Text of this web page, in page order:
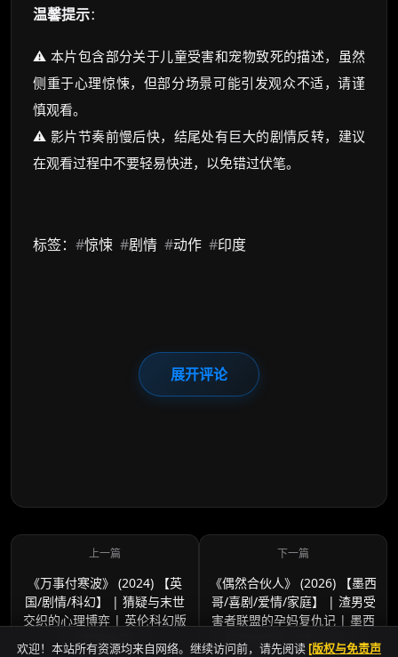
温馨提示：
⚠️ 本片包含部分关于儿童受害和宠物致死的描述，虽然
侧重于心理惊悚，但部分场景可能引发观众不适，请谨
慎观看。
⚠️ 影片节奏前慢后快，结尾处有巨大的剧情反转，建议
在观看过程中不要轻易快进，以免错过伏笔。
标签： #惊悚 #剧情 #动作 #印度
展开评论
《万事付寒波》 (2024) 【英
国/剧情/科幻】 | 猜疑与末世
交织的心理博弈 | 英伦科幻版
《婚姻故事》
《偶然合伙人》 (2026) 【墨西
哥/喜剧/爱情/家庭】 | 渣男受
害者联盟的孕妈复仇记 | 墨西
哥双辣妈版《致命女人》
欢迎！本站所有资源均来自网络。继续访问前，请先阅读 [版权与免责声